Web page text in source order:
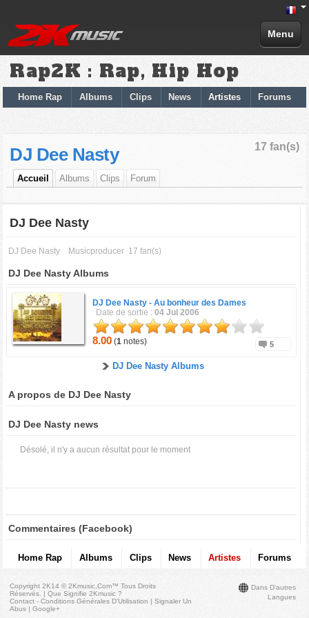
Menu
Rap2K : Rap, Hip Hop
Home Rap Albums Clips News Artistes Forums
17 fan(s)
DJ Dee Nasty
Accueil Albums Clips Forum
DJ Dee Nasty
DJ Dee Nasty Musicproducer 17 fan(s)
DJ Dee Nasty Albums
DJ Dee Nasty -Au bonheur des Dames
Date de sortie :04 Jul 2006
8.00 (1 notes) 5
DJ Dee Nasty Albums
A propos de DJ Dee Nasty
DJ Dee Nasty news
Désolé, il n'y a aucun résultat pour le moment
Commentaires (Facebook)
Home Rap Albums Clips News Artistes Forums
Dans D'autres
Langues
Copyright 2K14 © 2Kmusic.com™Tous Droits
Réservés . |Que Signifie 2Kmusic ?
Contact - Conditions Générales D'Utilisation |Signaler Un
Abus |Google+